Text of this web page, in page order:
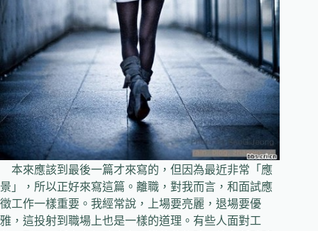
本來應該到最後一篇才來寫的，但因為最近非常「應
景」，所以正好來寫這篇。離職，對我而言，和面試應
徵工作一樣重要。我經常說，上場要亮麗，退場要優
雅，這投射到職場上也是一樣的道理。有些人面對工